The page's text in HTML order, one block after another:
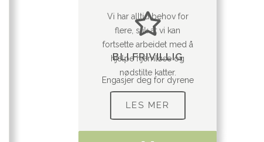
BLI FRIVILLIG
Engasjer deg for dyrene
Vi har alltid behov for
flere, slik at vi kan
fortsette arbeidet med å
hjelpe hjemløse og
nødstilte katter.
LES MER